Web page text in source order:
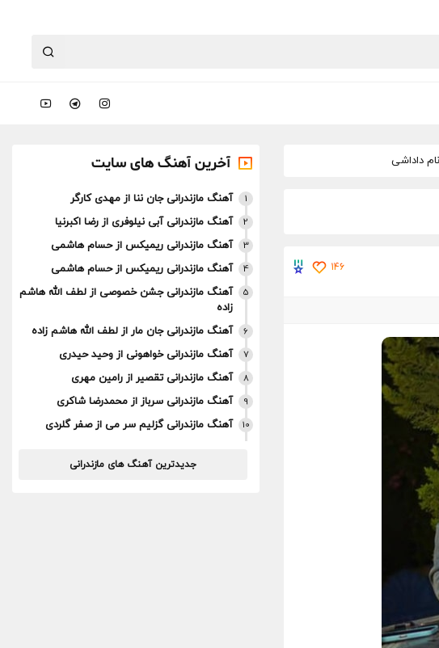
داداشی
146
آخرین آهنگ های سایت
1 آهنگ مازندرانی جان ننا از مهدی کارگر
2 آهنگ مازندرانی آبی نیلوفری از رضا اکبرنیا
3 آهنگ مازندرانی ریمیکس از حسام هاشمی
4 آهنگ مازندرانی ریمیکس از حسام هاشمی
5
آهنگ مازندرانی جشن خصوصی از لطف الله هاشم
زاده
6 آهنگ مازندرانی جان مار از لطف الله هاشم زاده
7 آهنگ مازندرانی خواهونی از وحید حیدری
8 آهنگ مازندرانی تقصیر از رامین مهری
9 آهنگ مازندرانی سرباز از محمدرضا شاکری
10 آهنگ مازندرانی گزلیم سر می از صفر گلردی
جدیدترین آهنگ های مازندرانی